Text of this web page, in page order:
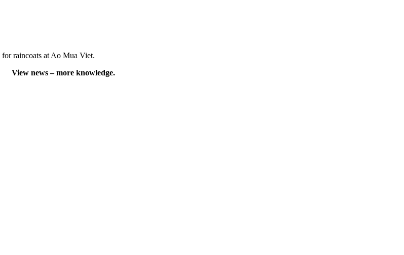
for raincoats at Ao Mua Viet.
View news – more knowledge.